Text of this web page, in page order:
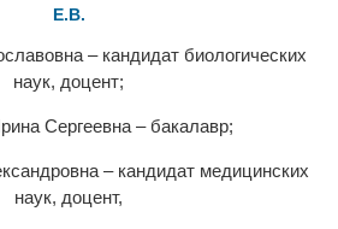
Е.В.
– кандидат биологических
наук, доцент;
Сергеевна – бакалавр;
– кандидат медицинских
наук, доцент,